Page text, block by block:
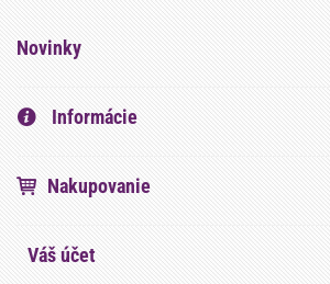
Novinky
Informácie
Nakupovanie
Váš účet